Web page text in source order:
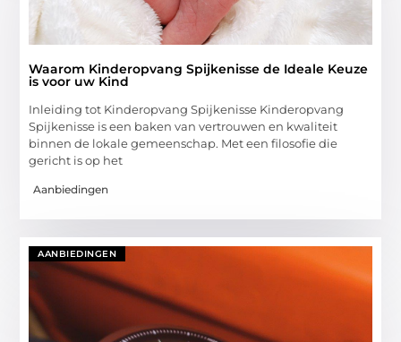
Waarom Kinderopvang Spijkenisse de Ideale Keuze
is voor uw Kind
Inleiding tot Kinderopvang Spijkenisse Kinderopvang
Spijkenisse is een baken van vertrouwen en kwaliteit
binnen de lokale gemeenschap. Met een filosofie die
gericht is op het
Aanbiedingen
AANBIEDINGEN